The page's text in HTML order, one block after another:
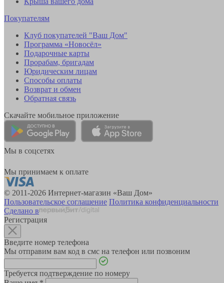
Покупателям
Клуб покупателей "Ваш Дом"
Программа «Новосёл»
Подарочные карты
Прорабам, бригадам
Юридическим лицам
Способы оплаты
Возврат и обмен
Обратная связь
Скачайте мобильное приложение
Мы в соцсетях
Мы принимаем к оплате
© 2011-2026 Интернет-магазин «Ваш Дом»
Пользовательское соглашение Политика конфиденциальности
Сделано в
Регистрация
Введите номер телефона
Мы отправим вам код в смс на телефон или позвоним
Требуется подтверждение по номеру